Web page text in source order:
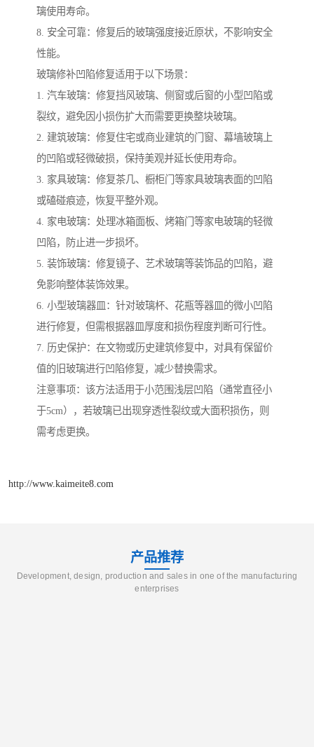
璃使用寿命。
8. 安全可靠：修复后的玻璃强度接近原状，不影响安全
性能。
玻璃修补凹陷修复适用于以下场景：
1. 汽车玻璃：修复挡风玻璃、侧窗或后窗的小型凹陷或
裂纹，避免因小损伤扩大而需要更换整块玻璃。
2. 建筑玻璃：修复住宅或商业建筑的门窗、幕墙玻璃上
的凹陷或轻微破损，保持美观并延长使用寿命。
3. 家具玻璃：修复茶几、橱柜门等家具玻璃表面的凹陷
或磕碰痕迹，恢复平整外观。
4. 家电玻璃：处理冰箱面板、烤箱门等家电玻璃的轻微
凹陷，防止进一步损坏。
5. 装饰玻璃：修复镜子、艺术玻璃等装饰品的凹陷，避
免影响整体装饰效果。
6. 小型玻璃器皿：针对玻璃杯、花瓶等器皿的微小凹陷
进行修复，但需根据器皿厚度和损伤程度判断可行性。
7. 历史保护：在文物或历史建筑修复中，对具有保留价
值的旧玻璃进行凹陷修复，减少替换需求。
注意事项：该方法适用于小范围浅层凹陷（通常直径小
于5cm），若玻璃已出现穿透性裂纹或大面积损伤，则
需考虑更换。
http://www.kaimeite8.com
产品推荐
Development, design, production and sales in one of the manufacturing
enterprises